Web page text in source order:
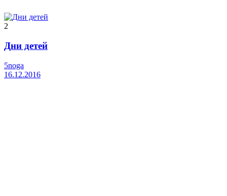
2
Дни детей
5noga
16.12.2016